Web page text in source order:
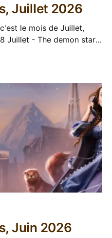
Juillet 2026
le mois de Juillet,
Juin 2026